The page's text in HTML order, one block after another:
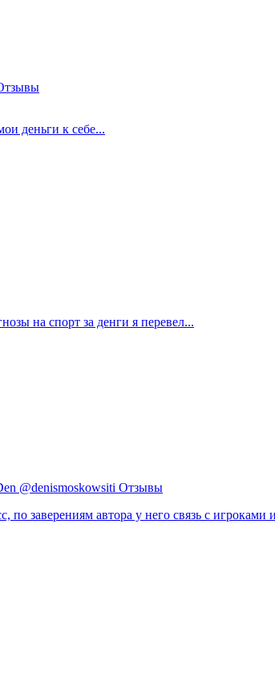
деньги к себе...
на спорт за денги я перевел...
@denismoskowsiti Отзывы
по заверениям автора у него связь с игроками